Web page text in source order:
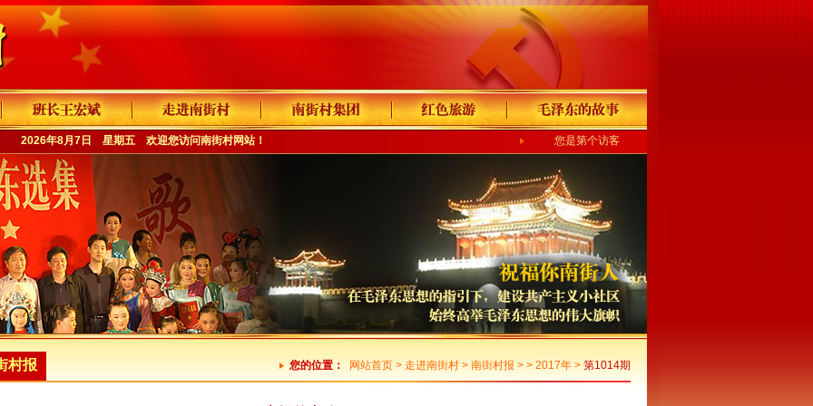
2026年8月7日 星期五 欢迎您访问南街村网站！ 您是第个访客
村报 您的位置： 网站首页> 走进南街村> 南街村报 > > 2017年> 第1014期